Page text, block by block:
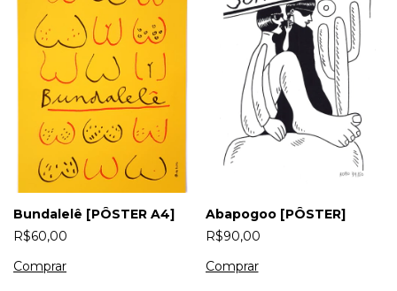
Bundalelê [PÔSTER A4]
R$60,00
Abapogoo [PÔSTER]
R$90,00